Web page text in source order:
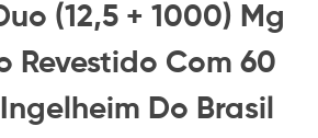
(12,5 + 1000) Mg
Revestido Com 60
Do Brasil